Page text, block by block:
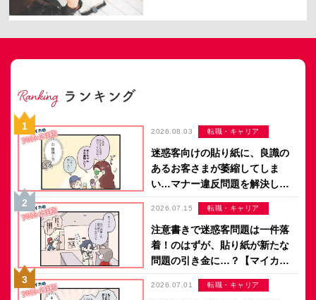
2026.08.03 転職・キャリア
迷惑客向けの貼り紙に、良識の
あるお客さまが萎縮してしま
い…マナー違反問題を解決した
のは意外なアイデア？【マイカ
のアパレル日記 by ぼのこ】
2026.07.15 転職・キャリア
注意書きで迷惑客問題は一件落
着！のはずが、貼り紙が新たな
問題の引き金に…？【マイカの
アパレル日記 by ぼのこ】
2026.07.01 転職・キャリア